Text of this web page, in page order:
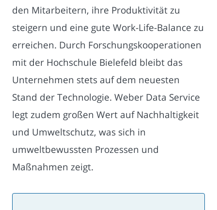
den Mitarbeitern, ihre Produktivität zu
steigern und eine gute Work-Life-Balance zu
erreichen. Durch Forschungskooperationen
mit der Hochschule Bielefeld bleibt das
Unternehmen stets auf dem neuesten
Stand der Technologie. Weber Data Service
legt zudem großen Wert auf Nachhaltigkeit
und Umweltschutz, was sich in
umweltbewussten Prozessen und
Maßnahmen zeigt.